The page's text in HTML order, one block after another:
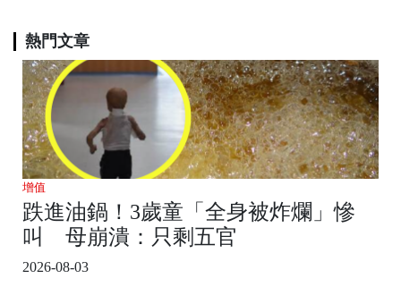
熱門文章
增值
跌進油鍋！3歲童「全身被炸爛」慘
叫 母崩潰：只剩五官
2026-08-03